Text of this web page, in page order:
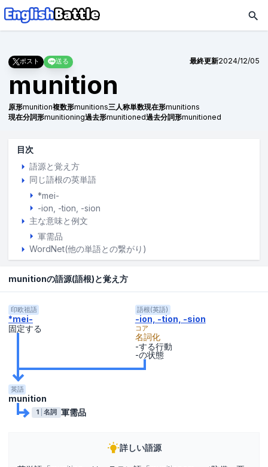
ポスト 送る 最終更新2024/12/05
munition
原形munition複数形munitions三人称単数現在形munitions
現在分詞形munitioning過去形munitioned過去分詞形munitioned
目次
語源と覚え方
同じ語根の英単語
*mei-
-ion, -tion, -sion
主な意味と例文
軍需品
WordNet(他の単語との繋がり)
munitionの語源(語根)と覚え方
印欧祖語
*mei-
固定する
語根(英語)
-ion, -tion, -sion
コア
名詞化
-する行動
-の状態
英語
munition
1 名詞 軍需品
詳しい語源